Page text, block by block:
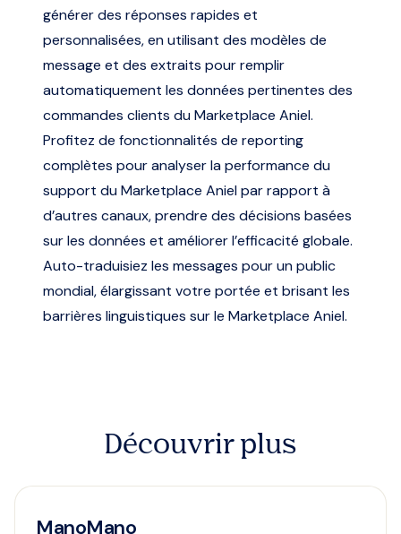
générer des réponses rapides et
personnalisées, en utilisant des modèles de
message et des extraits pour remplir
automatiquement les données pertinentes des
commandes clients du Marketplace Aniel.
Profitez de fonctionnalités de reporting
complètes pour analyser la performance du
support du Marketplace Aniel par rapport à
d’autres canaux, prendre des décisions basées
sur les données et améliorer l’efficacité globale.
Auto-traduisiez les messages pour un public
mondial, élargissant votre portée et brisant les
barrières linguistiques sur le Marketplace Aniel.
Découvrir plus
ManoMano